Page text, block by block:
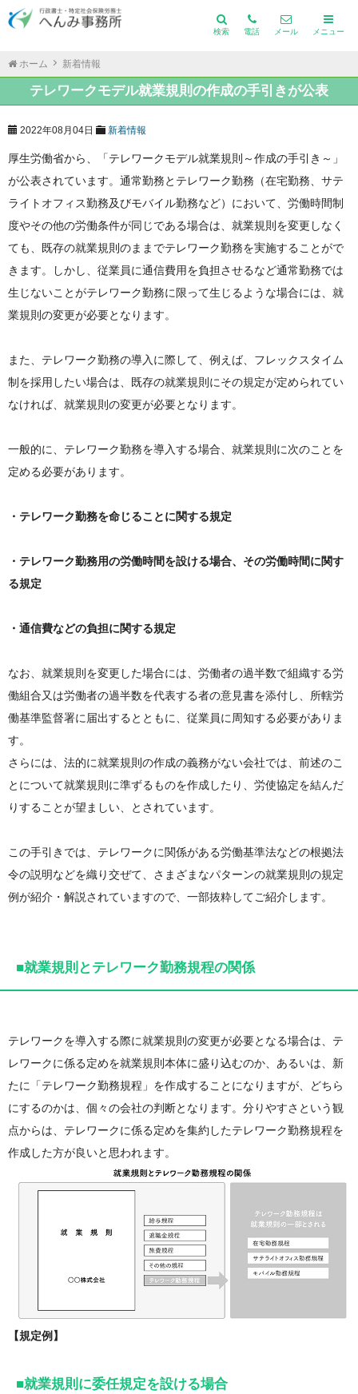
検索 電話 メール メニュー
ホーム 新着情報
テレワークモデル就業規則の作成の手引きが公表
2022年08月04日 新着情報
厚生労働省から、「テレワークモデル就業規則～作成の手引き～」
が公表されています。通常勤務とテレワーク勤務（在宅勤務、サテ
ライトオフィス勤務及びモバイル勤務など）において、労働時間制
度やその他の労働条件が同じである場合は、就業規則を変更しなく
ても、既存の就業規則のままでテレワーク勤務を実施することがで
きます。しかし、従業員に通信費用を負担させるなど通常勤務では
生じないことがテレワーク勤務に限って生じるような場合には、就
業規則の変更が必要となります。
また、テレワーク勤務の導入に際して、例えば、フレックスタイム
制を採用したい場合は、既存の就業規則にその規定が定められてい
なければ、就業規則の変更が必要となります。
一般的に、テレワーク勤務を導入する場合、就業規則に次のことを
定める必要があります。
・テレワーク勤務を命じることに関する規定
・テレワーク勤務用の労働時間を設ける場合、その労働時間に関す
る規定
・通信費などの負担に関する規定
なお、就業規則を変更した場合には、労働者の過半数で組織する労
働組合又は労働者の過半数を代表する者の意見書を添付し、所轄労
働基準監督署に届出するとともに、従業員に周知する必要がありま
す。
さらには、法的に就業規則の作成の義務がない会社では、前述のこ
とについて就業規則に準ずるものを作成したり、労使協定を結んだ
りすることが望ましい、とされています。
この手引きでは、テレワークに関係がある労働基準法などの根拠法
令の説明などを織り交ぜて、さまざまなパターンの就業規則の規定
例が紹介・解説されていますので、一部抜粋してご紹介します。
■就業規則とテレワーク勤務規程の関係
テレワークを導入する際に就業規則の変更が必要となる場合は、テ
レワークに係る定めを就業規則本体に盛り込むのか、あるいは、新
たに「テレワーク勤務規程」を作成することになりますが、どちら
にするのかは、個々の会社の判断となります。分りやすさという観
点からは、テレワークに係る定めを集約したテレワーク勤務規程を
作成した方が良いと思われます。
【規定例】
■就業規則に委任規定を設ける場合